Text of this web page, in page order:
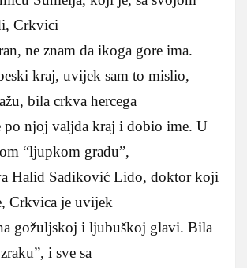
Crkvici
ne znam da ikoga gore ima.
kraj, uvijek sam to mislio,
bila crkva hercega
po njoj valjda kraj i dobio ime. U
“ljupkom gradu”,
Halid Sadiković Lido, doktor koji
Crkvica je uvijek
gožuljskoj i ljubuškoj glavi. Bila
i sve sa